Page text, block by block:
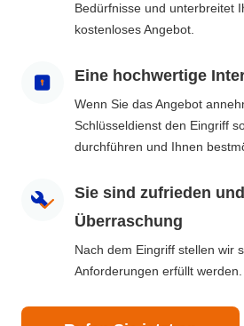
Bedürfnisse und unterbreitet
kostenloses Angebot.
Eine hochwertige
Wenn Sie das Angebot
Schlüsseldienst den Eingriff
durchführen und Ihnen
Sie sind zufrieden
Überraschung
Nach dem Eingriff stellen wir
Anforderungen erfüllt werden.